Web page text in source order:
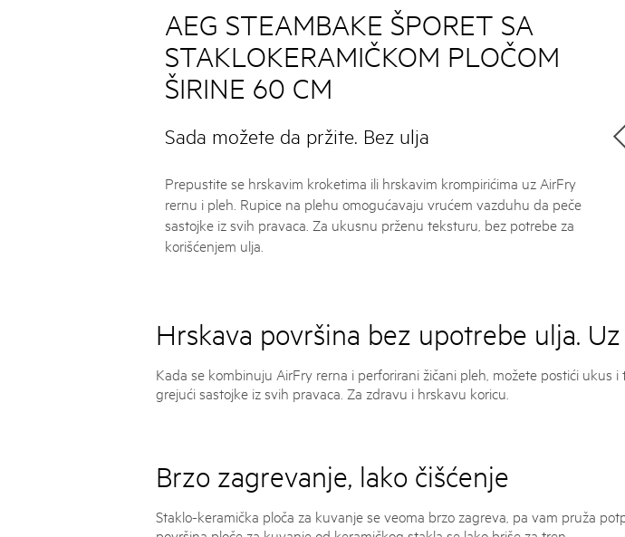
AEG STEAMBAKE ŠPORET SA
STAKLOKERAMIČKOM PLOČOM
ŠIRINE 60 CM
Sada možete da pržite. Bez ulja
Prepustite se hrskavim kroketima ili hrskavim krompirićima uz AirFry
rernu i pleh. Rupice na plehu omogućavaju vrućem vazduhu da peče
sastojke iz svih pravaca. Za ukusnu prženu teksturu, bez potrebe za
korišćenjem ulja.
Hrskava površina bez upotrebe ulja.
Kada se kombinuju AirFry rerna i perforirani žičani pleh, možete postići ukus
grejući sastojke iz svih pravaca. Za zdravu i hrskavu koricu.
Brzo zagrevanje, lako čišćenje
Staklo-keramička ploča za kuvanje se veoma brzo zagreva, pa vam pruža